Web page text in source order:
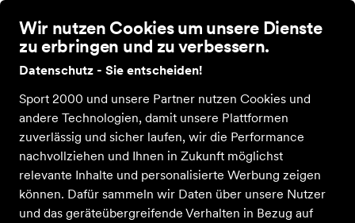
Wir nutzen Cookies um unsere Dienste
zu erbringen und zu verbessern.
Datenschutz - Sie entscheiden!
Sport 2000 und unsere Partner nutzen Cookies und
andere Technologien, damit unsere Plattformen
zuverlässig und sicher laufen, wir die Performance
nachvollziehen und Ihnen in Zukunft möglichst
relevante Inhalte und personalisierte Werbung zeigen
können. Dafür sammeln wir Daten über unsere Nutzer
und das geräteübergreifende Verhalten in Bezug auf
Bekleidung
Wandertipp: der Felsenweg
bei Zilshausen